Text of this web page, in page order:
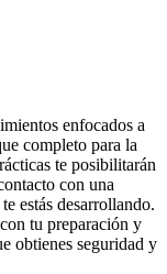
enfocados a
completo para la
te posibilitarán
con una
estás desarrollando.
tu preparación y
obtienes seguridad y